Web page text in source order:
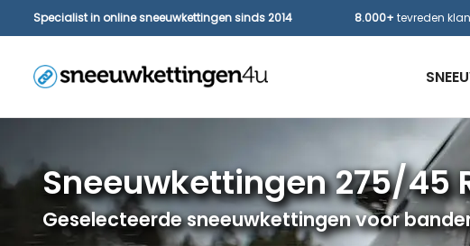
Specialist in online sneeuwkettingen sinds 2014 8.000+ tevreden
Sneeuwkettingen 275/45
Geselecteerde sneeuwkettingen voor